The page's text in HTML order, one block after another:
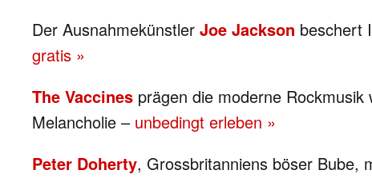
Der Ausnahmekünstler Joe Jackson beschert
gratis »
The Vaccines prägen die moderne
Melancholie – unbedingt erleben »
Peter Doherty, Grossbritanniens böser Bube,